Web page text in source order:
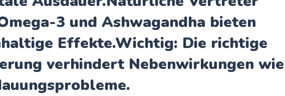
3 und Ashwagandha bieten
Effekte.Wichtig: Die richtige
verhindert Nebenwirkungen wie